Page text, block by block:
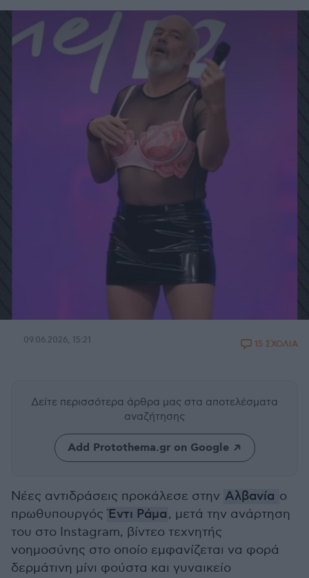
09.06.2026, 15:21 15 ΣΧΟΛΙΑ
Δείτε περισσότερα άρθρα μας στα αποτελέσματα
αναζήτησης
Add Protothema.gr on Google
Νέες αντιδράσεις προκάλεσε στην Αλβανία ο
πρωθυπουργόςΈντι Ράμα, μετά την ανάρτηση
του στο Instagram, βίντεο τεχνητής
νοημοσύνης στο οποίο εμφανίζεται να φορά
δερμάτινη μίνι φούστα και γυναικείο